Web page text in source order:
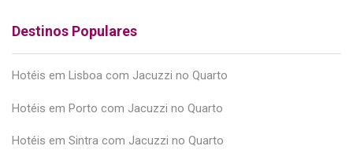
Destinos Populares
Hotéis em Lisboa com Jacuzzi no Quarto
Hotéis em Porto com Jacuzzi no Quarto
Hotéis em Sintra com Jacuzzi no Quarto